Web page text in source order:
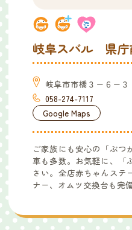
岐阜スバル 県庁
岐阜市市橋３ー６ー３
058-274-7117
Google Maps
ご家族にも安心の「ぶつ
車も多数。お気軽に、「
さい。全店赤ちゃんステ
ナー、オムツ交換台も完